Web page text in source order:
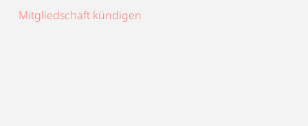
Mitgliedschaft kündigen